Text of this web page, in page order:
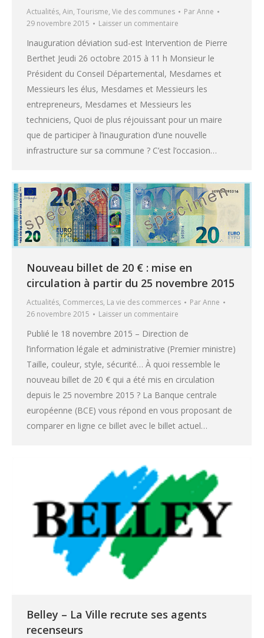
Actualités, Ain, Tourisme, Vie des communes ParAnne
29 novembre 2015
Laisser un commentaire
Inauguration déviation sud-est Intervention de Pierre
Berthet Jeudi 26 octobre 2015 à 11 h Monsieur le
Président du Conseil Départemental, Mesdames et
Messieurs les élus, Mesdames et Messieurs les
entrepreneurs, Mesdames et Messieurs les
techniciens, Quoi de plus réjouissant pour un maire
que de participer à l’inauguration d’une nouvelle
infrastructure sur sa commune ? C’est l’occasion…
Nouveau billet de 20 € : mise en
circulation à partir du 25 novembre 2015
Actualités, Commerces, La vie des commerces ParAnne
26 novembre 2015
Laisser un commentaire
Publié le 18 novembre 2015 – Direction de
l’information légale et administrative (Premier ministre)
Taille, couleur, style, sécurité… À quoi ressemble le
nouveau billet de 20 € qui a été mis en circulation
depuis le 25 novembre 2015 ? La Banque centrale
européenne (BCE) vous répond en vous proposant de
comparer en ligne ce billet avec le billet actuel…
Belley – La Ville recrute ses agents
recenseurs